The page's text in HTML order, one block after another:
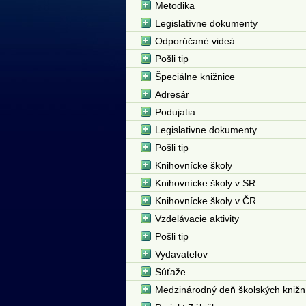
Metodika
Legislatívne dokumenty
Odporúčané videá
Pošli tip
Špeciálne knižnice
Adresár
Podujatia
Legislativne dokumenty
Pošli tip
Knihovnícke školy
Knihovnícke školy v SR
Knihovnícke školy v ČR
Vzdelávacie aktivity
Pošli tip
Vydavateľov
Súťaže
Medzinárodný deň školských